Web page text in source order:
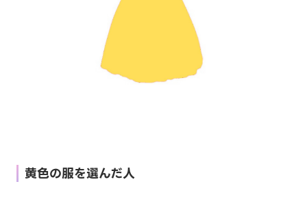
黄色の服を選んだ人